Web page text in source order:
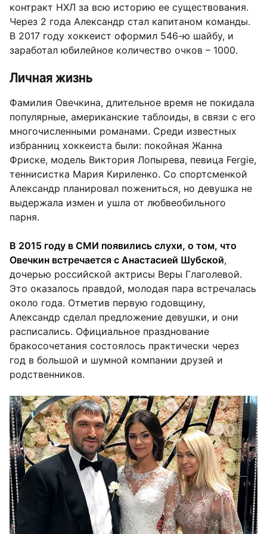
контракт НХЛ за всю историю ее существования.
Через 2 года Александр стал капитаном команды.
В 2017 году хоккеист оформил 546-ю шайбу, и
заработал юбилейное количество очков – 1000.
Личная жизнь
Фамилия Овечкина, длительное время не покидала
популярные, американские таблоиды, в связи с его
многочисленными романами. Среди известных
избранниц хоккеиста были: покойная Жанна
Фриске, модель Виктория Лопырева, певица Fergie,
теннисистка Мария Кириленко. Со спортсменкой
Александр планировал пожениться, но девушка не
выдержала измен и ушла от любвеобильного
парня.
В 2015 году в СМИ появились слухи, о том, что
Овечкин встречается с Анастасией Шубской,
дочерью российской актрисы Веры Глаголевой.
Это оказалось правдой, молодая пара встречалась
около года. Отметив первую годовщину,
Александр сделал предложение девушки, и они
расписались. Официальное празднование
бракосочетания состоялось практически через
год в большой и шумной компании друзей и
родственников.